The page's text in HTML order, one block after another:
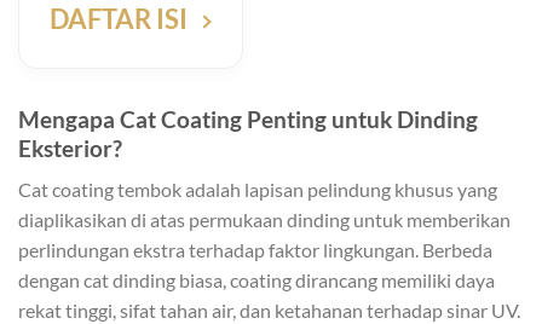
DAFTAR ISI
Mengapa Cat Coating Penting untuk Dinding
Eksterior?
Cat coating tembok adalah lapisan pelindung khusus yang
diaplikasikan di atas permukaan dinding untuk memberikan
perlindungan ekstra terhadap faktor lingkungan. Berbeda
dengan cat dinding biasa, coating dirancang memiliki daya
rekat tinggi, sifat tahan air, dan ketahanan terhadap sinar UV.